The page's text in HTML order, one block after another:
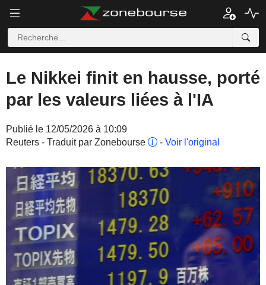
Le Nikkei finit en hausse, porté
par les valeurs liées à l'IA
Publié le 12/05/2026 à 10:09
Reuters - Traduit par Zonebourse
- Voir l'original